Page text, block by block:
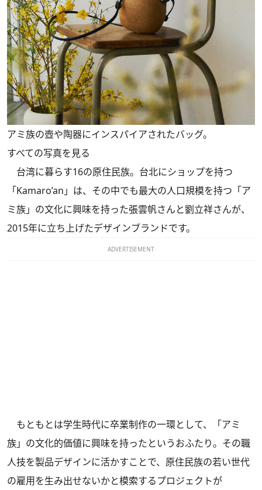
アミ族の壺や陶器にインスパイアされたバッグ。
すべての写真を見る
台湾に暮らす16の原住民族。台北にショップを持つ
「Kamaro’an」は、その中でも最大の人口規模を持つ「ア
ミ族」の文化に興味を持った張雲帆さんと劉立祥さんが、
2015年に立ち上げたデザインブランドです。
ADVERTISEMENT
もともとは学生時代に卒業制作の一環として、「アミ
族」の文化的価値に興味を持ったというおふたり。その職
人技を製品デザインに活かすことで、原住民族の若い世代
の雇用を生み出せないかと模索するプロジェクトが